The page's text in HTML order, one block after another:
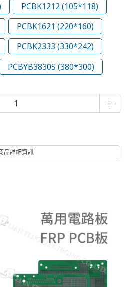
PCBK1212 (105*118)
PCBK1621 (220*160)
PCBK2333 (330*242)
PCBYB3830S (380*300)
品詳細資訊